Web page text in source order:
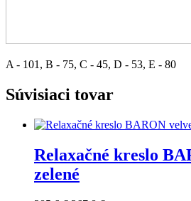
A - 101, B - 75, C - 45, D - 53, E - 80
Súvisiaci tovar
Relaxačné kreslo
zelené